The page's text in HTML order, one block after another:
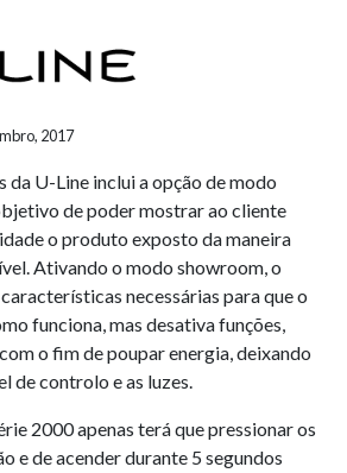
2017
da U-Line inclui a opção de modo
de poder mostrar ao cliente
o produto exposto da maneira
Ativando o modo showroom, o
necessárias para que o
funciona, mas desativa funções,
o fim de poupar energia, deixando
de controlo e as luzes.
2000 apenas terá que pressionar os
e de acender durante 5 segundos